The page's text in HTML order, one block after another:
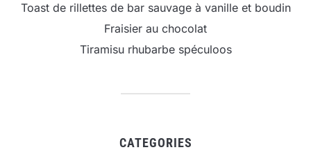
Toast de rillettes de bar sauvage à vanille et boudin
Fraisier au chocolat
Tiramisu rhubarbe spéculoos
CATEGORIES